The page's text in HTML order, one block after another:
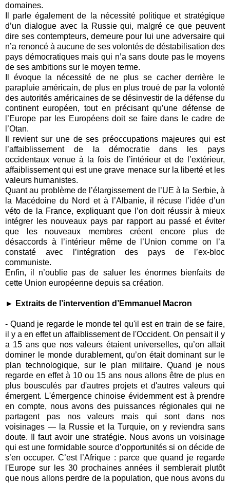
domaines.
Il parle également de la nécessité politique et stratégique
d’un dialogue avec la Russie qui, malgré ce que peuvent
dire ses contempteurs, demeure pour lui une adversaire qui
n’a renoncé à aucune de ses volontés de déstabilisation des
pays démocratiques mais qui n’a sans doute pas le moyens
de ses ambitions sur le moyen terme.
Il évoque la nécessité de ne plus se cacher derrière le
parapluie américain, de plus en plus troué de par la volonté
des autorités américaines de se désinvestir de la défense du
continent européen, tout en précisant qu’une défense de
l’Europe par les Européens doit se faire dans le cadre de
l’Otan.
Il revient sur une de ses préoccupations majeures qui est
l’affaiblissement de la démocratie dans les pays
occidentaux venue à la fois de l’intérieur et de l’extérieur,
affaiblissement qui est une grave menace sur la liberté et les
valeurs humanistes.
Quant au problème de l’élargissement de l’UE à la Serbie, à
la Macédoine du Nord et à l’Albanie, il récuse l’idée d’un
véto de la France, expliquant que l’on doit réussir à mieux
intégrer les nouveaux pays par rapport au passé et éviter
que les nouveaux membres créent encore plus de
désaccords à l’intérieur même de l’Union comme on l’a
constaté avec l’intégration des pays de l’ex-bloc
communiste.
Enfin, il n’oublie pas de saluer les énormes bienfaits de
cette Union européenne depuis sa création.
► Extraits de l’intervention d’Emmanuel Macron
- Quand je regarde le monde tel qu'il est en train de se faire,
il y a en effet un affaiblissement de l'Occident. On pensait il y
a 15 ans que nos valeurs étaient universelles, qu’on allait
dominer le monde durablement, qu’on était dominant sur le
plan technologique, sur le plan militaire. Quand je nous
regarde en effet à 10 ou 15 ans nous allons être de plus en
plus bousculés par d'autres projets et d'autres valeurs qui
émergent. L'émergence chinoise évidemment est à prendre
en compte, nous avons des puissances régionales qui ne
partagent pas nos valeurs mais qui sont dans nos
voisinages — la Russie et la Turquie, on y reviendra sans
doute. Il faut avoir une stratégie. Nous avons un voisinage
qui est une formidable source d’opportunités si on décide de
s’en occuper. C’est l’Afrique : parce que quand je regarde
l'Europe sur les 30 prochaines années il semblerait plutôt
que nous allons perdre de la population, que nous avons du